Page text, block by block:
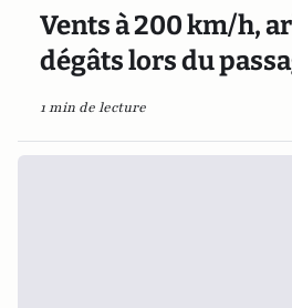
Vents à 200 km/h,
dégâts lors du
1 min de lecture